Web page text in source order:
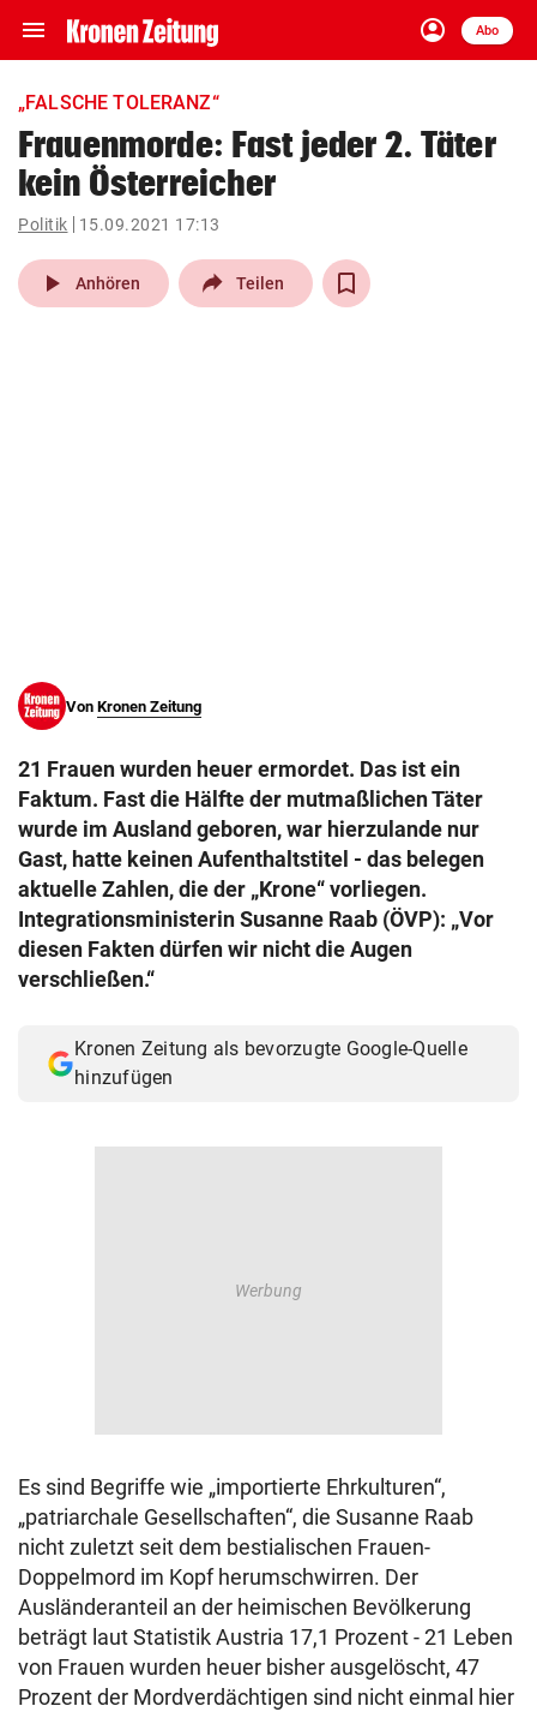
menu Navigation
ein-/ausklappen
account_circle
Anmelden
Abo
close Schließen
account_circle Anmelden
pin_drop
Wien arrow_right
„FALSCHE TOLERANZ“
Frauenmorde: Fast jeder 2. Täter
kein Österreicher
Politik 15.09.2021 17:13
play_arrow Anhören Teilen
Von Kronen Zeitung
21 Frauen wurden heuer ermordet. Das ist ein
Faktum. Fast die Hälfte der mutmaßlichen Täter
wurde im Ausland geboren, war hierzulande nur
Gast, hatte keinen Aufenthaltstitel - das belegen
aktuelle Zahlen, die der „Krone“ vorliegen.
Integrationsministerin Susanne Raab (ÖVP): „Vor
diesen Fakten dürfen wir nicht die Augen
verschließen.“
Kronen Zeitung als bevorzugte Google-Quelle
hinzufügen
Es sind Begriffe wie „importierte Ehrkulturen“,
„patriarchale Gesellschaften“, die Susanne Raab
nicht zuletzt seit dem bestialischen Frauen-
Doppelmord im Kopf herumschwirren. Der
Ausländeranteil an der heimischen Bevölkerung
beträgt laut Statistik Austria 17,1 Prozent - 21 Leben
von Frauen wurden heuer bisher ausgelöscht, 47
Prozent der Mordverdächtigen sind nicht einmal hier